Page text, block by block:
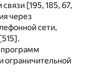
[195, 185, 67,
через
сети,
программ
ограничительной